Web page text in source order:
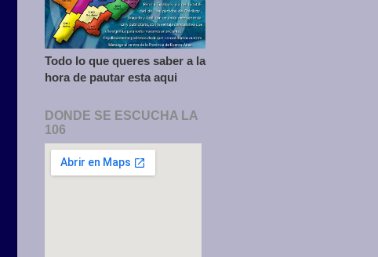
Todo lo que queres saber a la
hora de pautar esta aqui
DONDE SE ESCUCHA LA
106